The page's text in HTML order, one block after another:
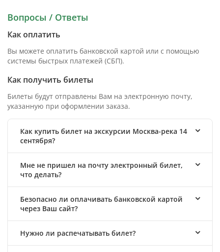
Вопросы / Ответы
Как оплатить
Вы можете оплатить банковской картой или с помощью
системы быстрых платежей (СБП).
Как получить билеты
Билеты будут отправлены Вам на электронную почту,
указанную при оформлении заказа.
Как купить билет на экскурсии Москва-река 14
сентября?
Мне не пришел на почту электронный билет,
что делать?
Безопасно ли оплачивать банковской картой
через Ваш сайт?
Нужно ли распечатывать билет?